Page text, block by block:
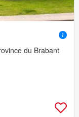
du Brabant